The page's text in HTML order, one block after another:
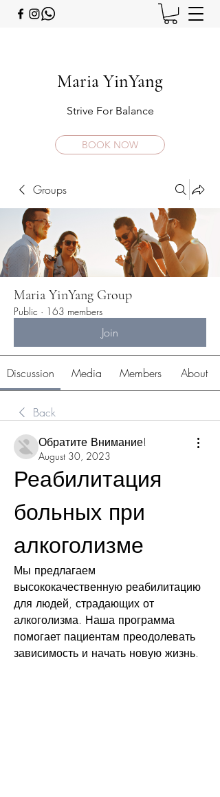
Maria YinYang
Strive For Balance
BOOK NOW
Groups
Maria YinYang Group
Public · 163 members
Join
Discussion Media Members About
Back
Обратите Внимание!
August 30, 2023
Реабилитация
больных при
алкоголизме
Мы предлагаем
высококачественную реабилитацию
для людей, страдающих от
алкоголизма. Наша программа
помогает пациентам преодолевать
зависимость и начать новую жизнь.